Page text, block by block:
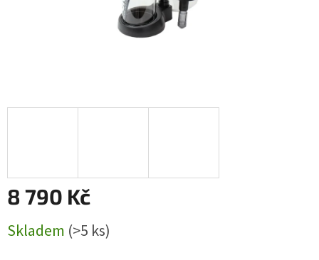
8 790 Kč
cena:
Skladem (>5 ks)